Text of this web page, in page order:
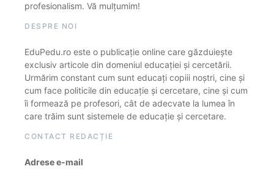
profesionalism. Vă mulțumim!
DESPRE NOI
EduPedu.ro este o publicație online care găzduiește
exclusiv articole din domeniul educației și cercetării.
Urmărim constant cum sunt educați copiii noștri, cine și
cum face politicile din educație și cercetare, cine și cum
îi formează pe profesori, cât de adecvate la lumea în
care trăim sunt sistemele de educație și cercetare.
CONTACT REDACȚIE
Adrese e-mail